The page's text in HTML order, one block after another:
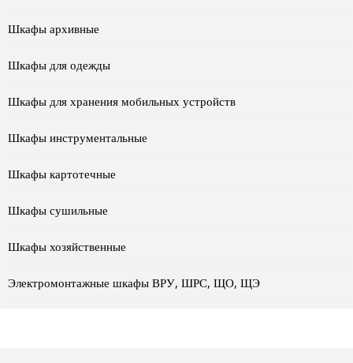
Шкафы архивные
Шкафы для одежды
Шкафы для хранения мобильных устройств
Шкафы инструментальные
Шкафы картотечные
Шкафы сушильные
Шкафы хозяйственные
Электромонтажные шкафы ВРУ, ШРС, ЩО, ЩЭ